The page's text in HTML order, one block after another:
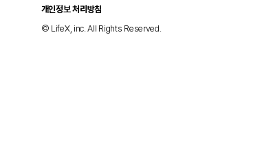
개인정보 처리방침
© LifeX, inc. All Rights Reserved.